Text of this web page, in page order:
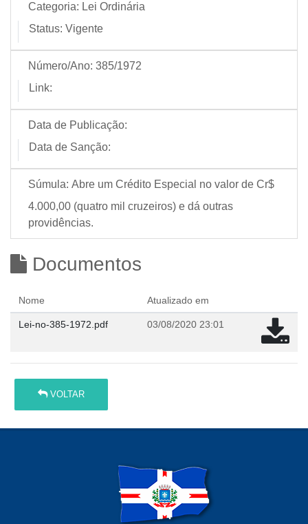
Categoria: Lei Ordinária
Status: Vigente
Número/Ano: 385/1972
Link:
Data de Publicação:
Data de Sanção:
Súmula: Abre um Crédito Especial no valor de Cr$
4.000,00 (quatro mil cruzeiros) e dá outras
providências.
Documentos
Nome Atualizado em
Lei-no-385-1972.pdf 03/08/2020 23:01
VOLTAR